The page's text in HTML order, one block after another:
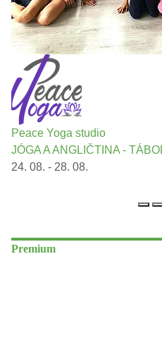
Peace Yoga studio
JÓGA A ANGLIČTINA -
24. 08. - 28. 08.
Premium